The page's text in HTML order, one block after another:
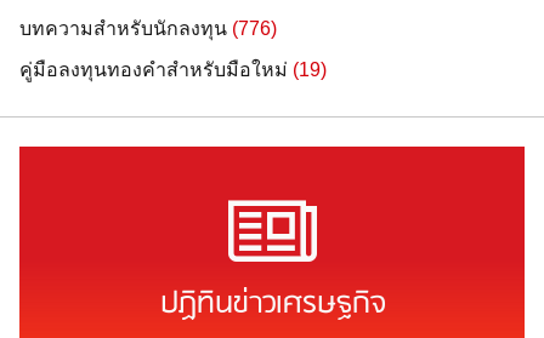
บทความสำหรับนักลงทุน (776)
คู่มือลงทุนทองคำสำหรับมือใหม่ (19)
ปฏิทินข่าวเศรษฐกิจ